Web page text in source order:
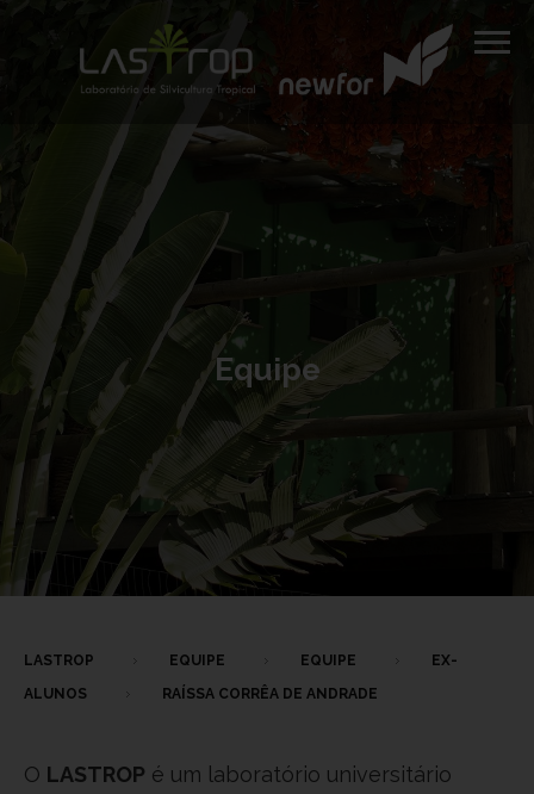
Equipe
LASTROP EQUIPE EQUIPE
EX-
ALUNOS
RAÍSSA CORRÊA DE ANDRADE
O LASTROP é um laboratório universitário